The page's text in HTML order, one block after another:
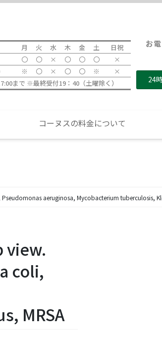
月 火 水 木 金 土
日祝
〇 〇 × 〇 〇 〇
×
※ 〇 × 〇 〇 ※
×
まで ※最終受付19：40（土曜除く）
お
24
コーヌスの料金について
aeruginosa, Mycobacterium tuberculosis,
view.
coli,
MRSA